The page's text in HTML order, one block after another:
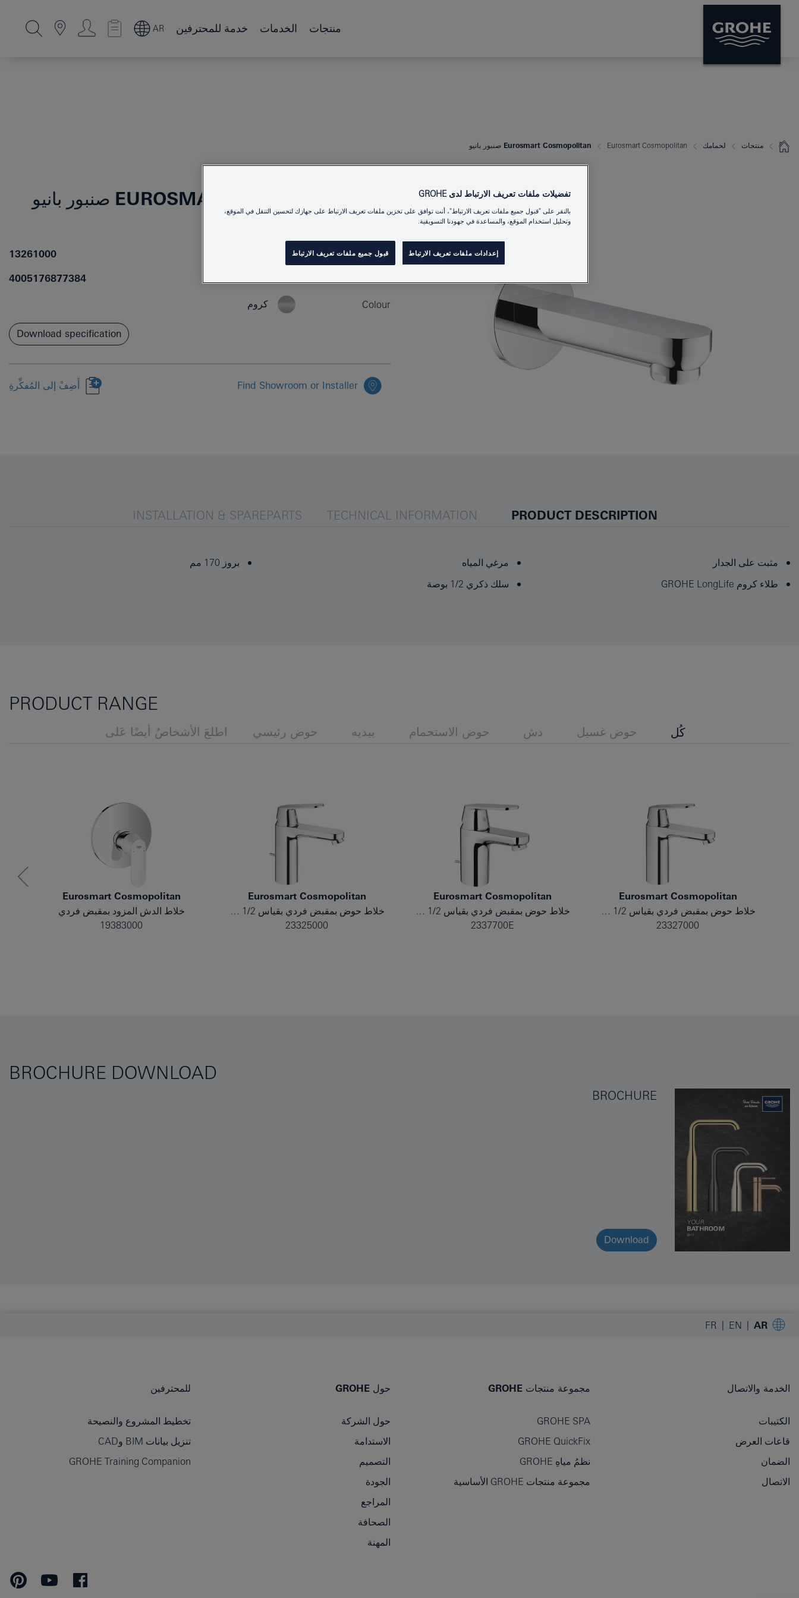
منتجات الخدمات خدمة للمحترفين AR
منتجات لحمامك Eurosmart Cosmopolitan Eurosmart Cosmopolitan صنبور بانيو
EUROSMART COSMOPOLITAN صنبور بانيو
Product Number
13261000
4005176877384
Colour كروم
Download specification
Find Showroom or Installer أَضِفْ إلى المُفكِّرةِ
PRODUCT DESCRIPTION
TECHNICAL INFORMATION
INSTALLATION & SPAREPARTS
مثبت على الجدار
طلاء كروم GROHE LongLife
مرغي المياه
سلك ذكري 1/2 بوصة
بروز 170 مم
PRODUCT RANGE
كُل حوض غسيل دش حوض الاستحمام بيديه حوض رئيسي اطلعَ الأشخاصُ أيضًا عَلى
Eurosmart Cosmopolitan
خلاط حوض بمقبض فردي بقياس 1/2 بوصة مقاس M
23327000
Eurosmart Cosmopolitan
خلاط حوض بمقبض فردي بقياس 1/2 بوصة مقاس صغير
2337700E
Eurosmart Cosmopolitan
خلاط حوض بمقبض فردي بقياس 1/2 بوصة مقاس M
23325000
Eurosmart Cosmopolitan
خلاط الدش المزود بمقبض فردي
19383000
BROCHURE DOWNLOAD
BROCHURE
Download
AR
EN
FR
الخدمة والاتصال
الكتيبات
قاعات العرض
الضمان
الاتصال
مجموعة منتجات GROHE
GROHE SPA
GROHE QuickFix
نظمُ مياهِ GROHE
مجموعة منتجات GROHE الأساسية
حول GROHE
حول الشركة
الاستدامة
التصميم
الجودة
المراجع
الصحافة
المهنة
للمحترفين
تخطيط المشروع والنصيحة
تنزيل بيانات BIM وCAD
GROHE Training Companion
تفضيلات ملفات تعريف الارتباط لدى GROHE
بالنقر على "قبول جميع ملفات تعريف الارتباط"، أنت توافق على تخزين ملفات تعريف الارتباط على جهازك لتحسين التنقل في الموقع،
وتحليل استخدام الموقع، والمساعدة في جهودنا التسويقية.
إعدادات ملفات تعريف الارتباط قبول جميع ملفات تعريف الارتباط